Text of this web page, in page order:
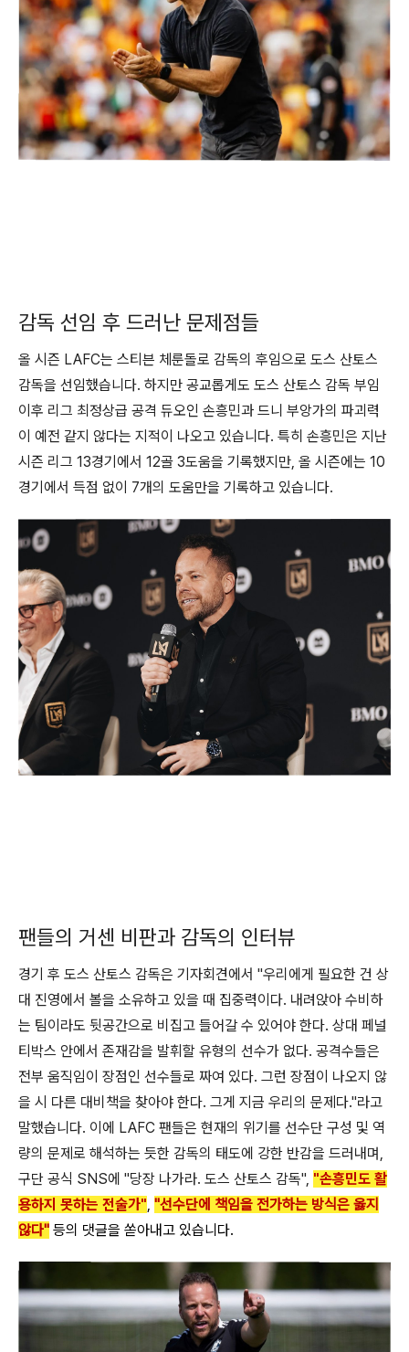
감독 선임 후 드러난 문제점들
올 시즌 LAFC는 스티븐 체룬돌로 감독의 후임으로 도스 산토스
감독을 선임했습니다. 하지만 공교롭게도 도스 산토스 감독 부임
이후 리그 최정상급 공격 듀오인 손흥민과 드니 부앙가의 파괴력
이 예전 같지 않다는 지적이 나오고 있습니다. 특히 손흥민은 지난
시즌 리그 13경기에서 12골 3도움을 기록했지만, 올 시즌에는 10
경기에서 득점 없이 7개의 도움만을 기록하고 있습니다.
팬들의 거센 비판과 감독의 인터뷰
경기 후 도스 산토스 감독은 기자회견에서 "우리에게 필요한 건 상
대 진영에서 볼을 소유하고 있을 때 집중력이다. 내려앉아 수비하
는 팀이라도 뒷공간으로 비집고 들어갈 수 있어야 한다. 상대 페널
티박스 안에서 존재감을 발휘할 유형의 선수가 없다. 공격수들은
전부 움직임이 장점인 선수들로 짜여 있다. 그런 장점이 나오지 않
을 시 다른 대비책을 찾아야 한다. 그게 지금 우리의 문제다."라고
말했습니다. 이에 LAFC 팬들은 현재의 위기를 선수단 구성 및 역
량의 문제로 해석하는 듯한 감독의 태도에 강한 반감을 드러내며,
구단 공식 SNS에 "당장 나가라. 도스 산토스 감독", "손흥민도 활
용하지 못하는 전술가", "선수단에 책임을 전가하는 방식은 옳지
않다" 등의 댓글을 쏟아내고 있습니다.